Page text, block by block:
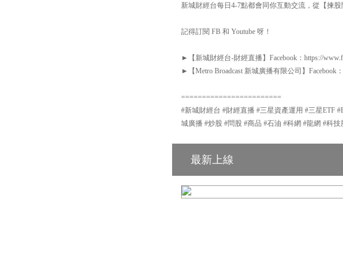
新城財經台每日4-7點都會同你互動交流，從【揀股
記得訂閱 FB 和 Youtube 呀！
►【新城財經台-財經直播】Facebook：https://
►【Metro Broadcast 新城廣播有限公司】Facebook
========================
#新城財經台 #財經直播 #三星資產運用 #三星ETF
城廣播 #炒股 #問股 #商品 #石油 #科網 #龍網 #科
最新上線